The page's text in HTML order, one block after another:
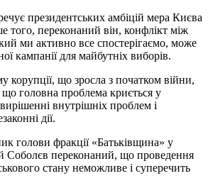
президентських амбіцій мера Києва
того, переконаний він, конфлікт між
ми активно все спостерігаємо, може
кампанії для майбутніх виборів.
корупції, що зросла з початком війни,
що головна проблема криється у
вирішенні внутрішніх проблем і
дії.
голови фракції «Батьківщина» у
Соболєв переконаний, що проведення
стану неможливе і суперечить